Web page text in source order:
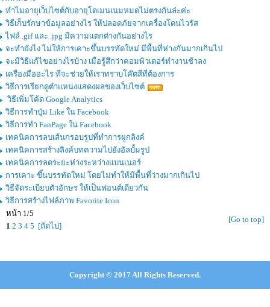
ทำไมอายุเว็บไซต์กับอายุโดเมนเนมหมดไม่ตรงกันล่ะค่ะ
วิธีเก็บรักษาข้อมูลอย่างไร ให้ปลอดภัยจากเครื่องโดนไวรัส
ไฟล์ .gif และ .jpg มีความแตกต่างกันอย่างไร
จะทำยังไง ไม่ให้การเคาะขึ้นบรรทัดใหม่ มีพื้นที่ห่างกันมากเกินไป
จะมีวิธีแก้ไขอย่างไรบ้าง เมื่อรู้สึกว่าคอมพิวเตอร์ทำงานช้าลง
เครื่องมืออะไร ที่จะช่วยให้เราทราบโค๊ตสีที่ต้องการ
วิธีการเรียกดูตำแหน่งแสดงผลของเว็บไซต์
วิธีเพิ่มโค้ด Google Analytics
วิธีการทำปุ่ม Like ใน Facebook
วิธีการทำ FanPage ใน Facebook
เทคนิคการลบเส้นกรอบรูปที่ทำการผูกลิงค์
เทคนิคการสร้างลิงค์บทความไปยังอัลบั้มรูป
เทคนิคการลดระยะห่างระหว่างแบนเนอร์
การเคาะ ขึ้นบรรทัดใหม่ โดยไม่ทำให้มีพื้นที่ว่างมากเกินไป
วิธีจัดระเบียบตัวอักษร ให้เป็นฟอนต์เดียวกัน
วิธีการสร้างไฟล์ภาพ Favorite Icon
หน้า 1/5
1 2 3 4 5 [ถัดไป]
[Go to top]
Copyright © 2017 All Rights Reserved.